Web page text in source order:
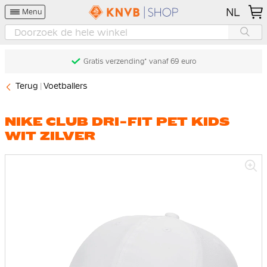
Menu NL
Gratis verzending* vanaf 69 euro
Terug Voetballers
NIKE CLUB DRI-FIT PET KIDS
WIT ZILVER